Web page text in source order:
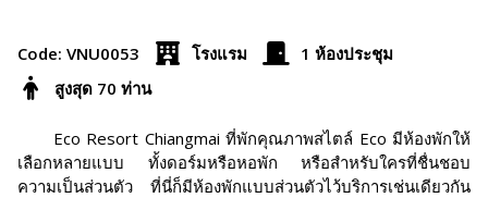
Code: VNU0053 โรงแรม
1 ห้องประชุม
สูงสุด 70 ท่าน
Eco Resort Chiangmai ที่พักคุณภาพสไตล์ Eco มีห้องพักให้
เลือกหลายแบบ ทั้งดอร์มหรือหอพัก หรือสำหรับใครที่ชื่นชอบ
ความเป็นส่วนตัว ที่นี่ก็มีห้องพักแบบส่วนตัวไว้บริการเช่นเดียวกัน